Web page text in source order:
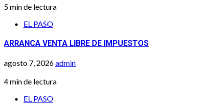
5 min de lectura
EL PASO
ARRANCA VENTA LIBRE DE IMPUESTOS
agosto 7, 2026admin
4 min de lectura
EL PASO